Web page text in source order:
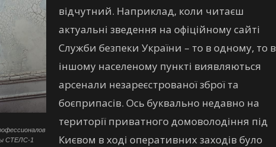
СТЕЛС-1
відчутний. Наприклад, коли читаєш
актуальні зведення на офіційному сайті
Служби безпеки України – то в одному, то в
іншому населеному пункті виявляються
арсенали незареєстрованої зброї та
боєприпасів. Ось буквально недавно на
території приватного домоволодіння під
Києвом в ході оперативних заходів було